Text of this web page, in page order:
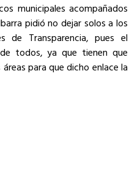
municipales acompañados
pidió no dejar solos a los
de Transparencia, pues el
todos, ya que tienen que
para que dicho enlace la